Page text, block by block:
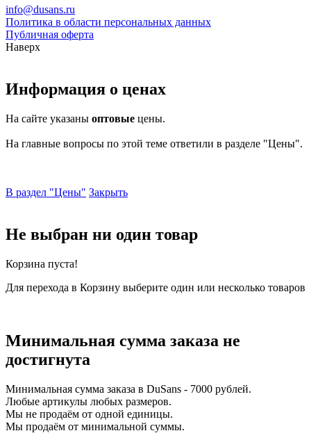
info@dusans.ru
Политика в области персональных данных
Публичная оферта
Наверх
Информация о ценах
На сайте указаны оптовые цены.
На главные вопросы по этой теме ответили в разделе "Цены".
В раздел "Цены" Закрыть
Не выбран ни один товар
Корзина пуста!
Для перехода в Корзину выберите один или несколько товаров
Минимальная сумма заказа не
достигнута
Минимальная сумма заказа в DuSans - 7000 рублей.
Любые артикулы любых размеров.
Мы не продаём от одной единицы.
Мы продаём от минимальной суммы.